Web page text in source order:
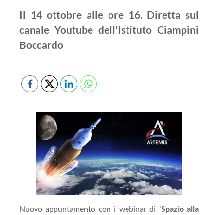
Il 14 ottobre alle ore 16. Diretta sul
canale Youtube dell'Istituto Ciampini
Boccardo
Nuovo appuntamento con i webinar di 'Spazio alla